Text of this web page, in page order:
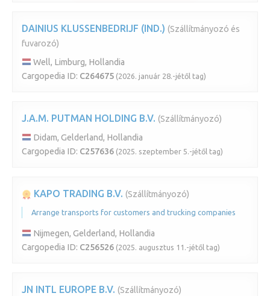
DAINIUS KLUSSENBEDRIJF (IND.) (Szállítmányozó és
fuvarozó)
Well, Limburg, Hollandia
Cargopedia ID: C264675 (2026. január 28.-jétől tag)
J.A.M. PUTMAN HOLDING B.V. (Szállítmányozó)
Didam, Gelderland, Hollandia
Cargopedia ID: C257636 (2025. szeptember 5.-jétől tag)
KAPO TRADING B.V. (Szállítmányozó)
Arrange transports for customers and trucking companies
Nijmegen, Gelderland, Hollandia
Cargopedia ID: C256526 (2025. augusztus 11.-jétől tag)
JN INTL EUROPE B.V. (Szállítmányozó)